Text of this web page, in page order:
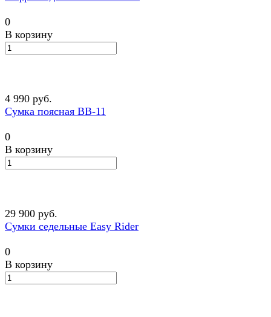
0
В корзину
4 990 руб.
Сумка поясная BB-11
0
В корзину
29 900 руб.
Сумки седельные Easy Rider
0
В корзину